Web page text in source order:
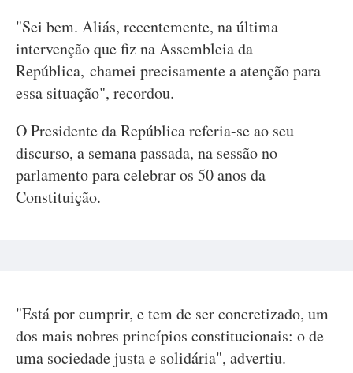
"Sei bem. Aliás, recentemente, na última
intervenção que fiz na Assembleia da
República, chamei precisamente a atenção para
essa situação", recordou.
O Presidente da República referia-se ao seu
discurso, a semana passada, na sessão no
parlamento para celebrar os 50 anos da
Constituição.
"Está por cumprir, e tem de ser concretizado, um
dos mais nobres princípios constitucionais: o de
uma sociedade justa e solidária", advertiu.